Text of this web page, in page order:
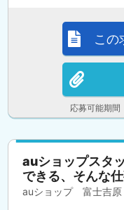
応募可能期
この
auショップスタ
できる、そんな仕
auショップ 富士吉原